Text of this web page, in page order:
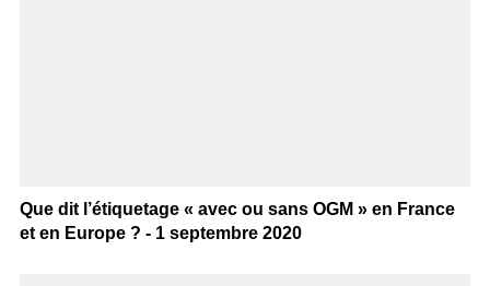
Que dit l’étiquetage « avec ou sans OGM » en France
et en Europe ? - 1 septembre 2020